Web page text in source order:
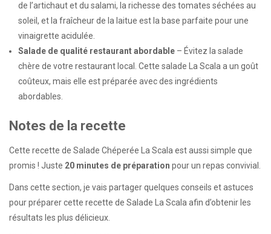
de l’artichaut et du salami, la richesse des tomates séchées au
soleil, et la fraîcheur de la laitue est la base parfaite pour une
vinaigrette acidulée.
Salade de qualité restaurant abordable – Évitez la salade
chère de votre restaurant local. Cette salade La Scala a un goût
coûteux, mais elle est préparée avec des ingrédients
abordables.
Notes de la recette
Cette recette de Salade Chéperée La Scala est aussi simple que
promis ! Juste 20 minutes de préparation pour un repas convivial.
Dans cette section, je vais partager quelques conseils et astuces
pour préparer cette recette de Salade La Scala afin d’obtenir les
résultats les plus délicieux.